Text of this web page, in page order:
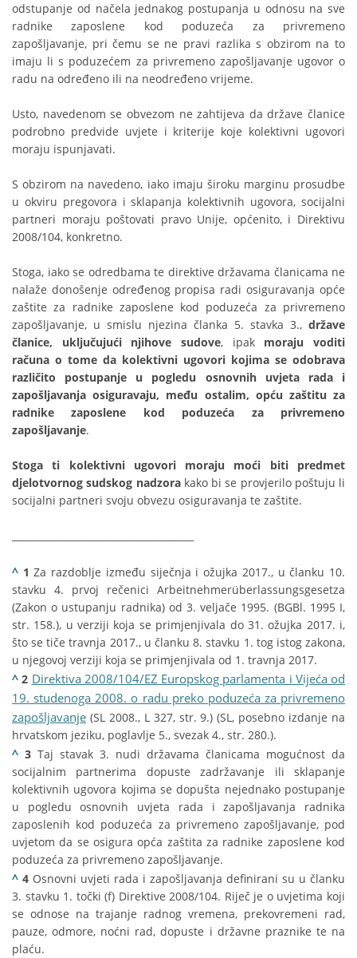
odstupanje od načela jednakog postupanja u odnosu na sve
radnike zaposlene kod poduzeća za privremeno
zapošljavanje, pri čemu se ne pravi razlika s obzirom na to
imaju li s poduzećem za privremeno zapošljavanje ugovor o
radu na određeno ili na neodređeno vrijeme.
Usto, navedenom se obvezom ne zahtijeva da države članice
podrobno predvide uvjete i kriterije koje kolektivni ugovori
moraju ispunjavati.
S obzirom na navedeno, iako imaju široku marginu prosudbe
u okviru pregovora i sklapanja kolektivnih ugovora, socijalni
partneri moraju poštovati pravo Unije, općenito, i Direktivu
2008/104, konkretno.
Stoga, iako se odredbama te direktive državama članicama ne
nalaže donošenje određenog propisa radi osiguravanja opće
zaštite za radnike zaposlene kod poduzeća za privremeno
zapošljavanje, u smislu njezina članka 5. stavka 3., države
članice, uključujući njihove sudove, ipak moraju voditi
računa o tome da kolektivni ugovori kojima se odobrava
različito postupanje u pogledu osnovnih uvjeta rada i
zapošljavanja osiguravaju, među ostalim, opću zaštitu za
radnike zaposlene kod poduzeća za privremeno
zapošljavanje.
Stoga ti kolektivni ugovori moraju moći biti predmet
djelotvornog sudskog nadzorakako bi se provjerilo poštuju li
socijalni partneri svoju obvezu osiguravanja te zaštite.
^ 1 Za razdoblje između siječnja i ožujka 2017., u članku 10.
stavku 4. prvoj rečenici Arbeitnehmerüberlassungsgesetza
(Zakon o ustupanju radnika) od 3. veljače 1995. (BGBl. 1995 I,
str. 158.), u verziji koja se primjenjivala do 31. ožujka 2017. i,
što se tiče travnja 2017., u članku 8. stavku 1. tog istog zakona,
u njegovoj verziji koja se primjenjivala od 1. travnja 2017.
^2 Direktiva 2008/104/EZ Europskog parlamenta i Vijeća od
19. studenoga 2008. o radu preko poduzeća za privremeno
zapošljavanje (SL 2008., L 327, str. 9.) (SL, posebno izdanje na
hrvatskom jeziku, poglavlje 5., svezak 4., str. 280.).
^ 3 Taj stavak 3. nudi državama članicama mogućnost da
socijalnim partnerima dopuste zadržavanje ili sklapanje
kolektivnih ugovora kojima se dopušta nejednako postupanje
u pogledu osnovnih uvjeta rada i zapošljavanja radnika
zaposlenih kod poduzeća za privremeno zapošljavanje, pod
uvjetom da se osigura opća zaštita za radnike zaposlene kod
poduzeća za privremeno zapošljavanje.
^ 4 Osnovni uvjeti rada i zapošljavanja definirani su u članku
3. stavku 1. točki (f) Direktive 2008/104. Riječ je o uvjetima koji
se odnose na trajanje radnog vremena, prekovremeni rad,
pauze, odmore, noćni rad, dopuste i državne praznike te na
plaću.